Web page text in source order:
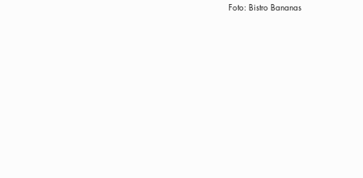
Foto: Bistro Bananas